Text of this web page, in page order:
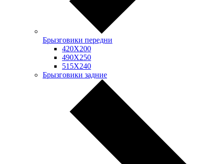
Брызговики передни
420Х200
490Х250
515Х240
Брызговики задние